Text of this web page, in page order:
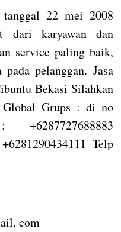
tanggal 22 mei 2008
dari karyawan dan
service paling baik,
pelanggan. Jasa
Bekasi Silahkan
Global Grups : di no
Telp
com